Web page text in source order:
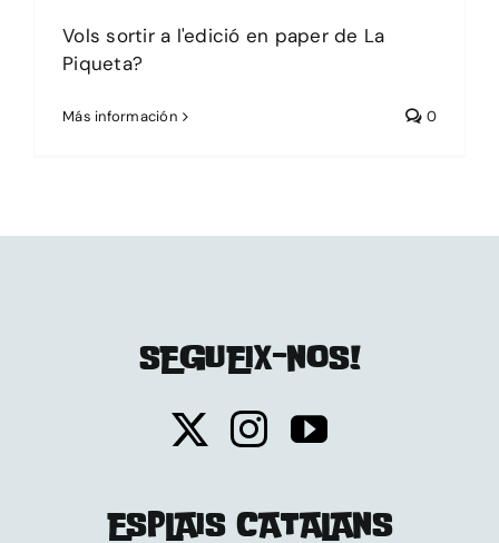
Vols sortir a l'edició en paper de La
Piqueta?
Más información 0
SEGUEIX-NOS!
ESPLAIS CATALANS